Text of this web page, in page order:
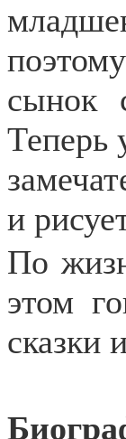
сынок
Теперь
и
По
этом
сказки